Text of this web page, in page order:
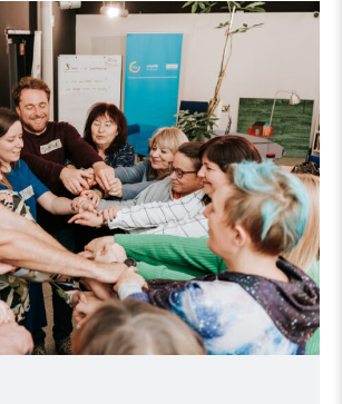
Read
article
et
styrket
europeisk
demokrati:
Den
norske
Helsingforskomité
med
nytt
oppdrag
for
EØS-
midlene"